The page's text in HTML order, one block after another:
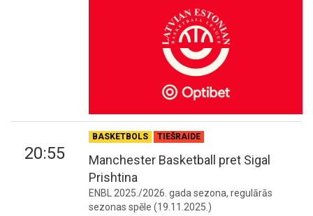
20:55
BASKETBOLS TIEŠRAIDE
Manchester Basketball pret Sigal
Prishtina
ENBL 2025./2026. gada sezona, regulārās
sezonas spēle (19.11.2025.)